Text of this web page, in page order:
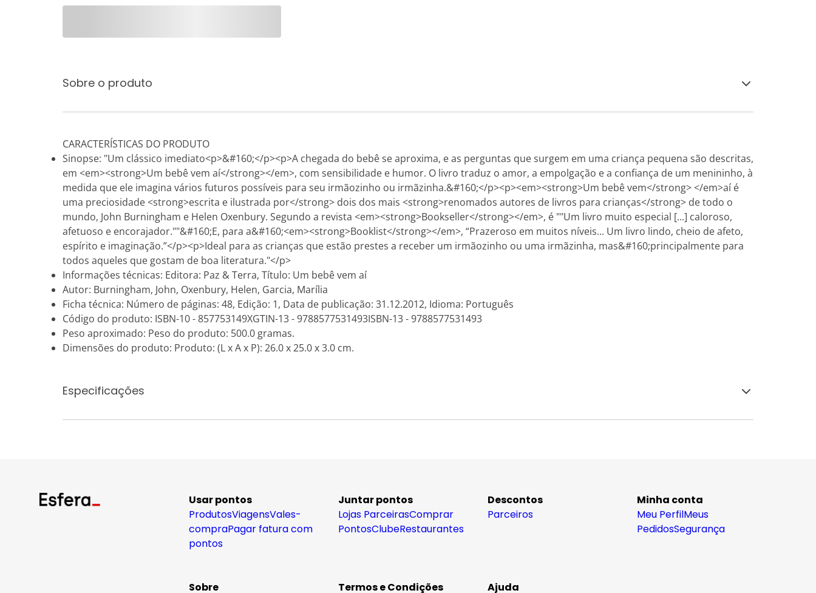
Sobre o produto
CARACTERÍSTICAS DO PRODUTO
Sinopse: "Um clássico imediato<p>&#160;</p><p>A chegada do bebê se aproxima, e as perguntas que surgem em uma criança pequena são descritas,
em <em><strong>Um bebê vem aí</strong></em>, com sensibilidade e humor. O livro traduz o amor, a empolgação e a confiança de um menininho, à
medida que ele imagina vários futuros possíveis para seu irmãozinho ou irmãzinha.&#160;</p><p><em><strong>Um bebê vem</strong> </em>aí é
uma preciosidade <strong>escrita e ilustrada por</strong> dois dos mais <strong>renomados autores de livros para crianças</strong> de todo o
mundo, John Burningham e Helen Oxenbury. Segundo a revista <em><strong>Bookseller</strong></em>, é ""Um livro muito especial [...] caloroso,
afetuoso e encorajador.""&#160;E, para a&#160;<em><strong>Booklist</strong></em>, “Prazeroso em muitos níveis... Um livro lindo, cheio de afeto,
espírito e imaginação.”</p><p>Ideal para as crianças que estão prestes a receber um irmãozinho ou uma irmãzinha, mas&#160;principalmente para
todos aqueles que gostam de boa literatura."</p>
Informações técnicas: Editora: Paz & Terra, Título: Um bebê vem aí
Autor: Burningham, John, Oxenbury, Helen, Garcia, Marília
Ficha técnica: Número de páginas: 48, Edição: 1, Data de publicação: 31.12.2012, Idioma: Português
Código do produto: ISBN-10 - 857753149XGTIN-13 - 9788577531493ISBN-13 - 9788577531493
Peso aproximado: Peso do produto: 500.0 gramas.
Dimensões do produto: Produto: (L x A x P): 26.0 x 25.0 x 3.0 cm.
Especificações
Usar pontos
ProdutosViagensVales-
compraPagar fatura com
pontos
Juntar pontos
Lojas ParceirasComprar
PontosClubeRestaurantes
Descontos
Parceiros
Minha conta
Meu PerfilMeus
PedidosSegurança
Sobre Termos e Condições Ajuda